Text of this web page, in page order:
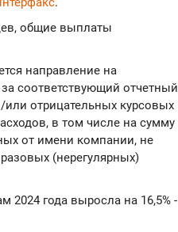
общие выплаты
направление на
соответствующий отчетный
отрицательных курсовых
в том числе на сумму
от имени компании, не
(нерегулярных)
года выросла на 16,5% -